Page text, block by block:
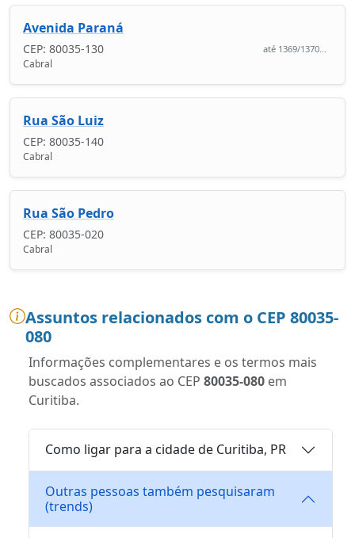
Avenida Paraná
CEP: 80035-130 até 1369/1370...
Cabral
Rua São Luiz
CEP: 80035-140
Cabral
Rua São Pedro
CEP: 80035-020
Cabral
Assuntos relacionados com o CEP 80035-
080
Informações complementares e os termos mais
buscados associados ao CEP 80035-080 em
Curitiba.
Como ligar para a cidade de Curitiba, PR
Outras pessoas também pesquisaram
(trends)